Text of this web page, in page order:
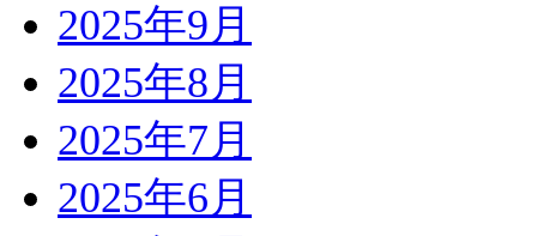
2025年9月
2025年8月
2025年7月
2025年6月